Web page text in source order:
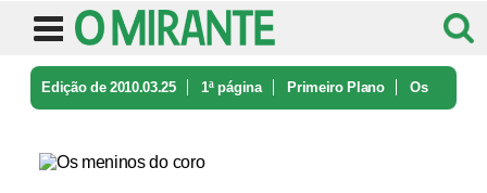
Edição de 2010.03.25 1ª página Primeiro Plano Os